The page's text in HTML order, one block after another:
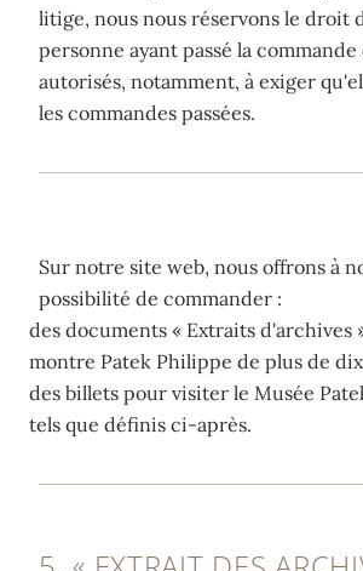
litige, nous nous réservons le droit
personne ayant passé la
autorisés, notamment, à exiger
les commandes passées.
Sur notre site web, nous offrons à
possibilité de commander :
des documents « Extraits d'archives
montre Patek Philippe de plus de dix
des billets pour visiter le Musée
tels que définis ci-après.